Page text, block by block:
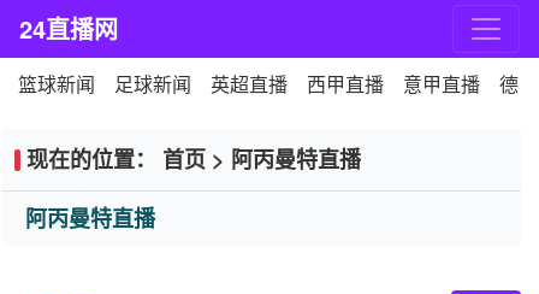
24直播网
篮球新闻 足球新闻 英超直播 西甲直播 意甲直播 德
现在的位置： 首页 > 阿丙曼特直播
阿丙曼特直播